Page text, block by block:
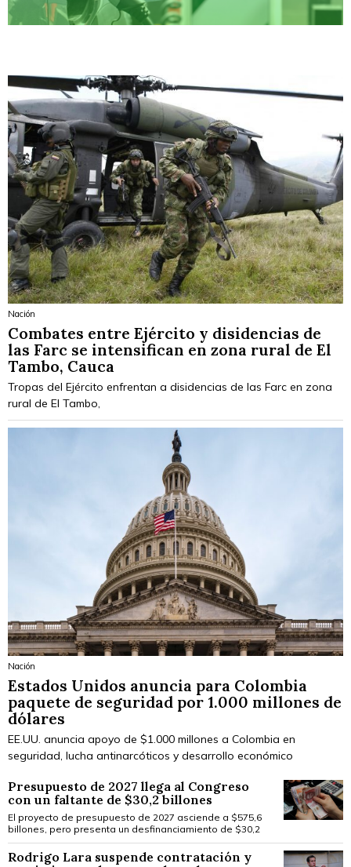
Nación
Combates entre Ejército y disidencias de
las Farc se intensifican en zona rural de El
Tambo, Cauca
Tropas del Ejército enfrentan a disidencias de las Farc en zona
rural de El Tambo,
Nación
Estados Unidos anuncia para Colombia
paquete de seguridad por 1.000 millones de
dólares
EE.UU. anuncia apoyo de $1.000 millones a Colombia en
seguridad, lucha antinarcóticos y desarrollo económico
Presupuesto de 2027 llega al Congreso
con un faltante de $30,2 billones
El proyecto de presupuesto de 2027 asciende a $575,6
billones, pero presenta un desfinanciamiento de $30,2
Rodrigo Lara suspende contratación y